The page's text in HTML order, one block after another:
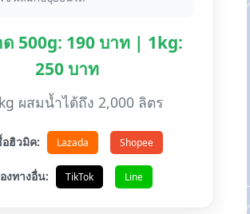
500g: 190 บาท | 1kg:
250 บาท
ผสมน้ำได้ถึง 2,000 ลิตร
อฮิวมิค: Lazada Shopee
งทางอื่น: TikTok Line